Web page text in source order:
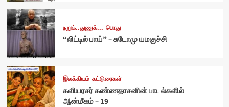
நறுக்..துணுக்... பொது
“லிட்டில் பாய்” – சுடோமு யமகுச்சி
இலக்கியம் கட்டுரைகள்
கவியரசர் கண்ணதாசனின் பாடல்களில்
ஆன்மீகம் – 19